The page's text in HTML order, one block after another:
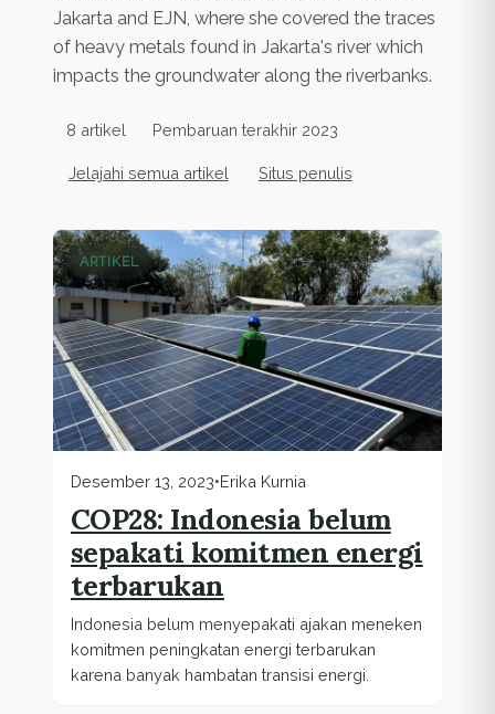
Jakarta and EJN, where she covered the traces
of heavy metals found in Jakarta's river which
impacts the groundwater along the riverbanks.
8 artikel Pembaruan terakhir 2023
Jelajahi semua artikel Situs penulis
Artikel penulis
ARTIKEL
Desember 13, 2023•Erika Kurnia
COP28: Indonesia belum
sepakati komitmen energi
terbarukan
Indonesia belum menyepakati ajakan meneken
komitmen peningkatan energi terbarukan
karena banyak hambatan transisi energi.